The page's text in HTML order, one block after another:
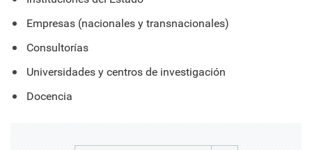
Empresas (nacionales y transnacionales)
Consultorías
Universidades y centros de investigación
Docencia